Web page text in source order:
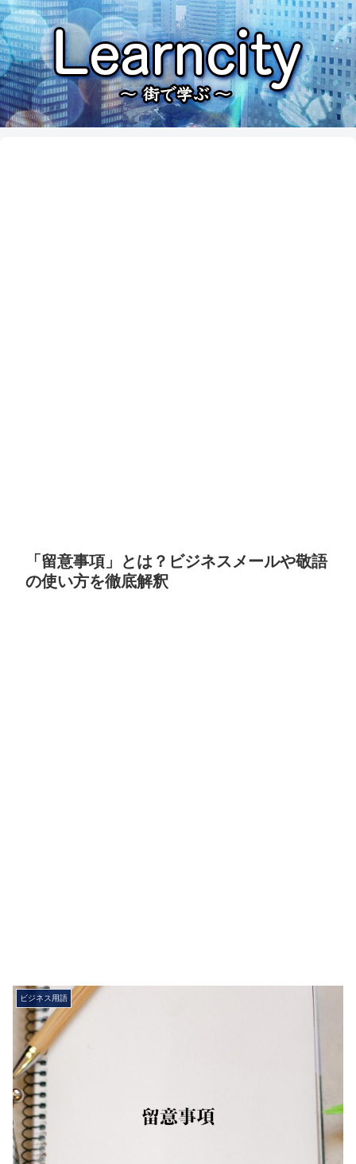
「留意事項」とは？ビジネスメールや敬語
の使い方を徹底解釈
ビジネス用語